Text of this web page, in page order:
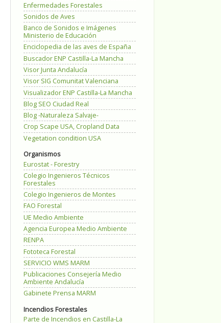
Enfermedades Forestales
Sonidos de Aves
Banco de Sonidos e Imágenes
Ministerio de Educación
Enciclopedia de las aves de España
Buscador ENP Castilla-La Mancha
Visor Junta Andalucía
Visor SIG Comunitat Valenciana
Visualizador ENP Castilla-La Mancha
Blog SEO Ciudad Real
Blog -Naturaleza Salvaje-
Crop Scape USA, Cropland Data
Vegetation condition USA
Organismos
Eurostat - Forestry
Colegio Ingenieros Técnicos
Forestales
Colegio Ingenieros de Montes
FAO Forestal
UE Medio Ambiente
Agencia Europea Medio Ambiente
RENPA
Fototeca Forestal
SERVICIO WMS MARM
Publicaciones Consejería Medio
Ambiente Andalucía
Gabinete Prensa MARM
Incendios Forestales
Parte de Incendios en Castilla-La